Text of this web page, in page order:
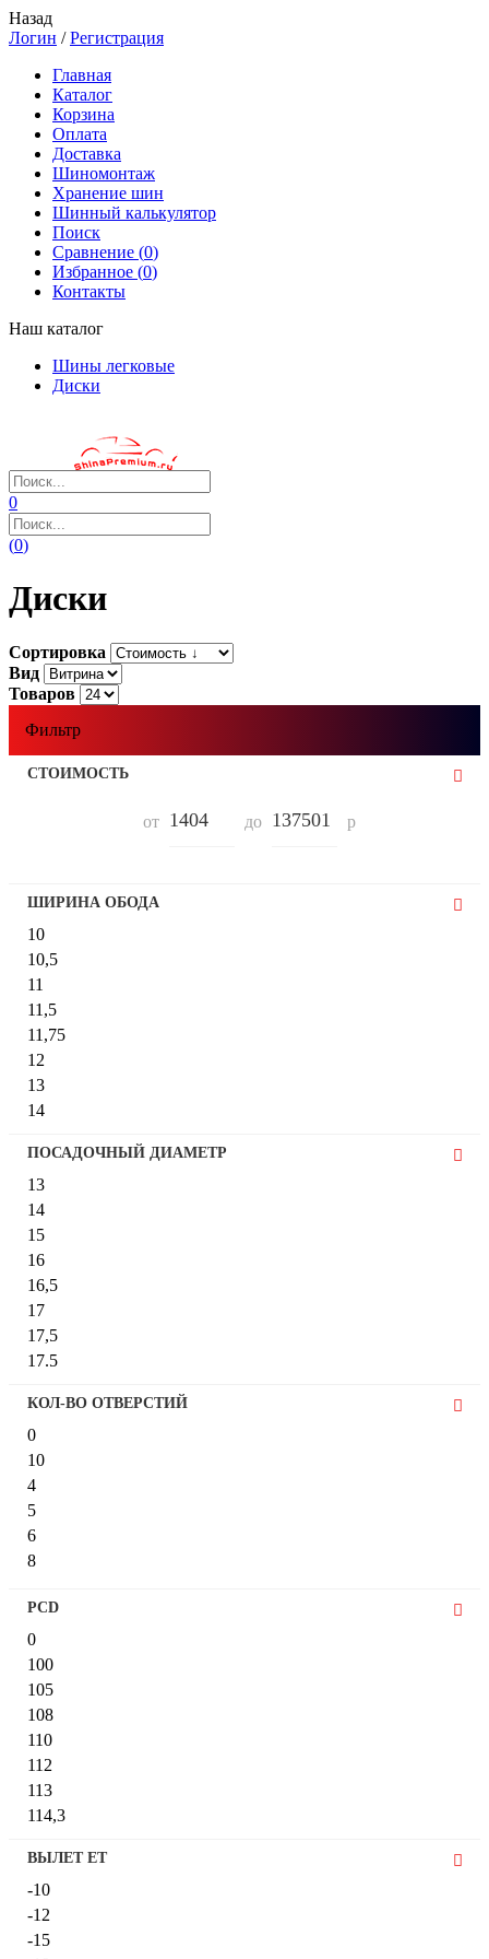
Назад
Логин /Регистрация
Главная
Каталог
Корзина
Оплата
Доставка
Шиномонтаж
Хранение шин
Шинный калькулятор
Поиск
Сравнение (0)
Избранное (0)
Контакты
Наш каталог
Шины легковые
Диски
0
(0)
Диски
Сортировка
Вид
Товаров
Фильтр
СТОИМОСТЬ
от до р
ШИРИНА ОБОДА
10
10,5
11
11,5
11,75
12
13
14
20
28
4,5
5
5,25
5,5
6
6,5
6,75
7,5
8
8,25
8,5
9
9,5
9,75
ПОСАДОЧНЫЙ ДИАМЕТР
13
14
15
16
16,5
17
17,5
17.5
19
19,5
19.5
20
21
22
22,5
23
24
26
26.5
КОЛ-ВО ОТВЕРСТИЙ
0
10
4
5
6
8
PCD
0
100
105
108
110
112
113
114,3
118
120
127
130
ВЫЛЕТ ET
-10
-12
-15